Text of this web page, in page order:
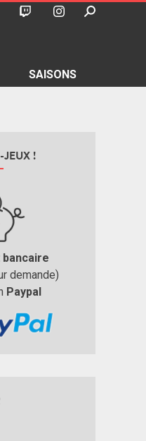
SAISONS
JEUX !
demande)
Paypal